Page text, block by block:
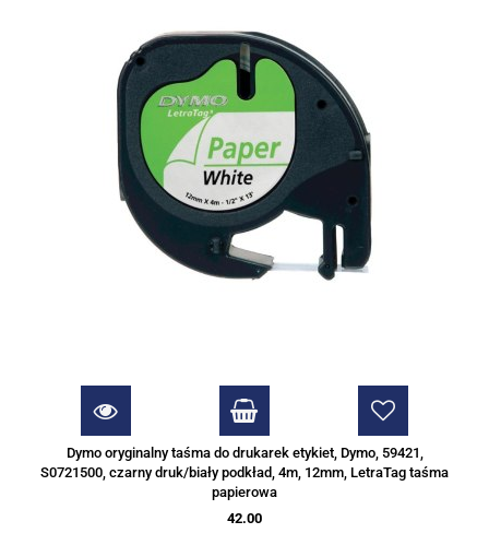
Dymo oryginalny taśma do drukarek etykiet, Dymo, 59421,
S0721500, czarny druk/biały podkład, 4m, 12mm, LetraTag taśma
papierowa
42.00